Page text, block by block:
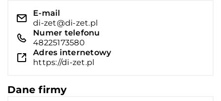
E-mail
di-zet@di-zet.pl
Numer telefonu
48225173580
Adres internetowy
https://di-zet.pl
Dane firmy